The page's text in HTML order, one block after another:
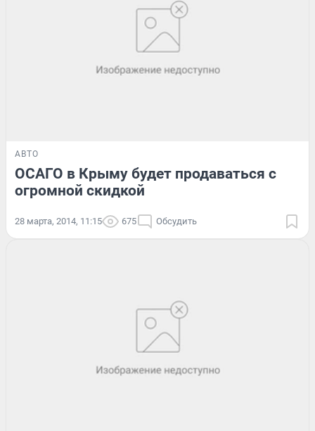
АВТО
ОСАГО в Крыму будет продаваться с
огромной скидкой
28 марта, 2014, 11:15 675 Обсудить